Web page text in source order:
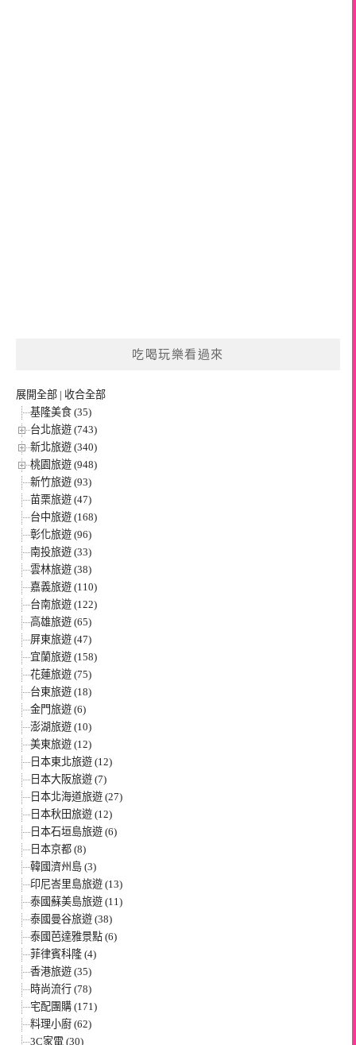
吃喝玩樂看過來
展開全部 | 收合全部
基隆美食 (35)
台北旅遊 (743)
新北旅遊 (340)
桃園旅遊 (948)
新竹旅遊 (93)
苗栗旅遊 (47)
台中旅遊 (168)
彰化旅遊 (96)
南投旅遊 (33)
雲林旅遊 (38)
嘉義旅遊 (110)
台南旅遊 (122)
高雄旅遊 (65)
屏東旅遊 (47)
宜蘭旅遊 (158)
花蓮旅遊 (75)
台東旅遊 (18)
金門旅遊 (6)
澎湖旅遊 (10)
美東旅遊 (12)
日本東北旅遊 (12)
日本大阪旅遊 (7)
日本北海道旅遊 (27)
日本秋田旅遊 (12)
日本石垣島旅遊 (6)
日本京都 (8)
韓國濟州島 (3)
印尼峇里島旅遊 (13)
泰國蘇美島旅遊 (11)
泰國曼谷旅遊 (38)
泰國芭達雅景點 (6)
菲律賓科隆 (4)
香港旅遊 (35)
時尚流行 (78)
宅配團購 (171)
料理小廚 (62)
3C家電 (30)